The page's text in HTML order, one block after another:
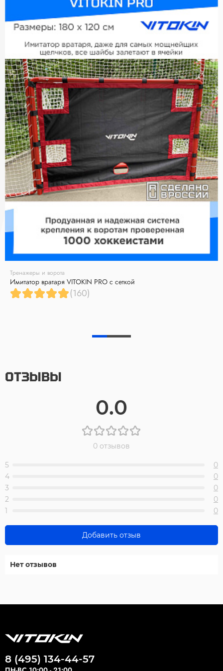
Тренажеры и ворота
Имитатор вратаря VITOKIN PRO с сеткой
(160)
ОТЗЫВЫ
0.0
0 отзывов
5
0
4
0
3
0
2
0
1
0
Добавить отзыв
Нет отзывов
8 (495) 134-44-57